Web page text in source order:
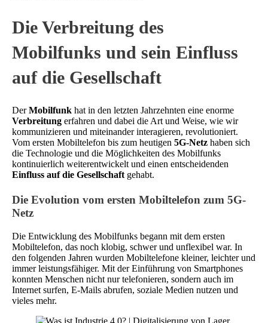
Die Verbreitung des
Mobilfunks und sein Einfluss
auf die Gesellschaft
DerMobilfunk hat in den letzten Jahrzehnten eine enorme
Verbreitung erfahren und dabei die Art und Weise, wie wir
kommunizieren und miteinander interagieren, revolutioniert.
Vom ersten Mobiltelefon bis zum heutigen 5G-Netz haben sich
die Technologie und die Möglichkeiten des Mobilfunks
kontinuierlich weiterentwickelt und einen entscheidenden
Einfluss auf die Gesellschaft gehabt.
Die Evolution vom ersten Mobiltelefon zum 5G-
Netz
Die Entwicklung des Mobilfunks begann mit dem ersten
Mobiltelefon, das noch klobig, schwer und unflexibel war. In
den folgenden Jahren wurden Mobiltelefone kleiner, leichter und
immer leistungsfähiger. Mit der Einführung von Smartphones
konnten Menschen nicht nur telefonieren, sondern auch im
Internet surfen, E-Mails abrufen, soziale Medien nutzen und
vieles mehr.